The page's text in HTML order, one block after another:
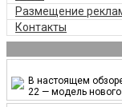
Размещение
Контакты
В настоящем
22 — модель нового